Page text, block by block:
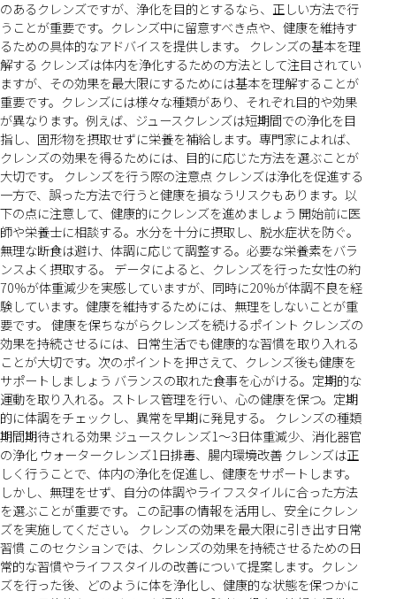
のあるクレンズですが、浄化を目的とするなら、正しい方法で行
うことが重要です。クレンズ中に留意すべき点や、健康を維持す
るための具体的なアドバイスを提供します。 クレンズの基本を理
解する クレンズは体内を浄化するための方法として注目されてい
ますが、その効果を最大限にするためには基本を理解することが
重要です。クレンズには様々な種類があり、それぞれ目的や効果
が異なります。例えば、ジュースクレンズは短期間での浄化を目
指し、固形物を摂取せずに栄養を補給します。専門家によれば、
クレンズの効果を得るためには、目的に応じた方法を選ぶことが
大切です。 クレンズを行う際の注意点 クレンズは浄化を促進する
一方で、誤った方法で行うと健康を損なうリスクもあります。以
下の点に注意して、健康的にクレンズを進めましょう 開始前に医
師や栄養士に相談する。水分を十分に摂取し、脱水症状を防ぐ。
無理な断食は避け、体調に応じて調整する。必要な栄養素をバラ
ンスよく摂取する。 データによると、クレンズを行った女性の約
70%が体重減少を実感していますが、同時に20%が体調不良を経
験しています。健康を維持するためには、無理をしないことが重
要です。 健康を保ちながらクレンズを続けるポイント クレンズの
効果を持続させるには、日常生活でも健康的な習慣を取り入れる
ことが大切です。次のポイントを押さえて、クレンズ後も健康を
サポートしましょう バランスの取れた食事を心がける。定期的な
運動を取り入れる。ストレス管理を行い、心の健康を保つ。定期
的に体調をチェックし、異常を早期に発見する。 クレンズの種類
期間期待される効果 ジュースクレンズ1〜3日体重減少、消化器官
の浄化 ウォータークレンズ1日排毒、腸内環境改善 クレンズは正
しく行うことで、体内の浄化を促進し、健康をサポートします。
しかし、無理をせず、自分の体調やライフスタイルに合った方法
を選ぶことが重要です。この記事の情報を活用し、安全にクレン
ズを実施してください。 クレンズの効果を最大限に引き出す日常
習慣 このセクションでは、クレンズの効果を持続させるための日
常的な習慣やライフスタイルの改善について提案します。クレン
ズを行った後、どのように体を浄化し、健康的な状態を保つかに